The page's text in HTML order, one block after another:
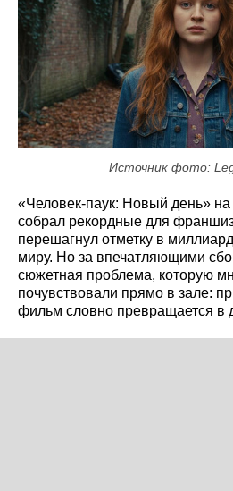
Источник фото:
«Человек-паук: Новый день» на
собрал рекордные для
перешагнул отметку в
миру. Но за впечатляющими
сюжетная проблема, которую
почувствовали прямо в зале:
фильм словно превращается в